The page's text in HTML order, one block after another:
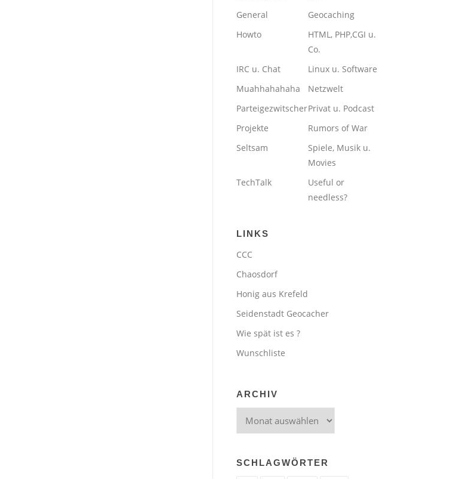
General
Geocaching
Howto
HTML, PHP,CGI u.
Co.
IRC u. Chat
Linux u. Software
Muahhahahaha
Netzwelt
ParteigezwitscherPrivat u. Podcast
Projekte
Rumors of War
Seltsam
Spiele, Musik u.
Movies
TechTalk
Useful or
needless?
LINKS
CCC
Chaosdorf
Honig aus Krefeld
Seidenstadt Geocacher
Wie spät ist es ?
Wunschliste
ARCHIV
Archiv
SCHLAGWÖRTER